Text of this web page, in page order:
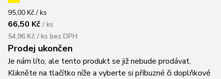
95,00 Kč / ks
66,50 Kč / ks
54,96 Kč / ks bez DPH
Prodej ukončen
Je nám líto, ale tento produkt se již nebude prodávat.
Klikněte na tlačítko níže a vyberte si příbuzné či doplňkové